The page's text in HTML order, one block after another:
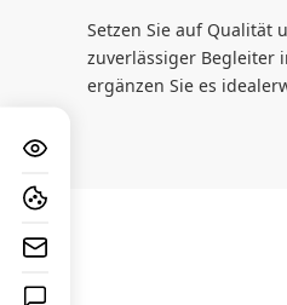
Setzen Sie auf Qualität
zuverlässiger Begleiter
ergänzen Sie es